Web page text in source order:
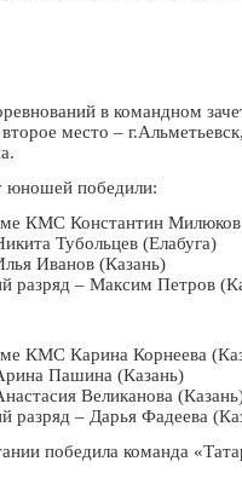
в командном
место –
юношей победили:
КМС Константин Милюков
Тубольцев (Елабуга)
Иванов (Казань)
разряд – Максим Петров
КМС Карина Корнеева
Пашина (Казань)
Великанова
разряд – Дарья Фадеева
победила команда